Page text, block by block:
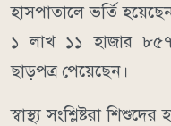
হাসপাতালে ভর্তি
১ লাখ ১১ হাজার
ছাড়পত্র পেয়েছেন।
স্বাস্থ্য সংশ্লিষ্টরা